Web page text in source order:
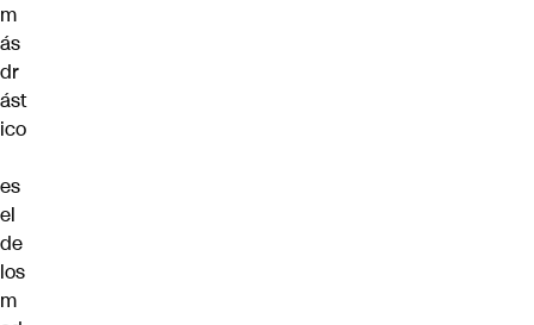
m
ás
dr
ást
ico
es
el
de
los
m